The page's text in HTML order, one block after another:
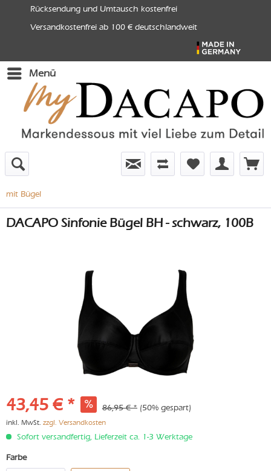
Rücksendung und Umtausch kostenfrei
Versandkostenfrei ab 100 € deutschlandweit
Menü
mit Bügel
DACAPO Sinfonie Bügel BH - schwarz, 100B
43,45 € * 86,95 € * (50% gespart)
inkl. MwSt. zzgl. Versandkosten
Sofort versandfertig, Lieferzeit ca. 1-3 Werktage
Farbe